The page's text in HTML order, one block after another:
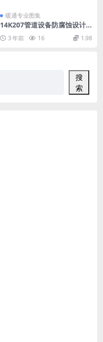
暖通专业图集
14K207管道设备防腐蚀设计
3 年前 16 1.98
搜
索